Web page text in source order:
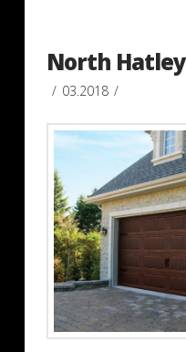
North Hatley
03.2018